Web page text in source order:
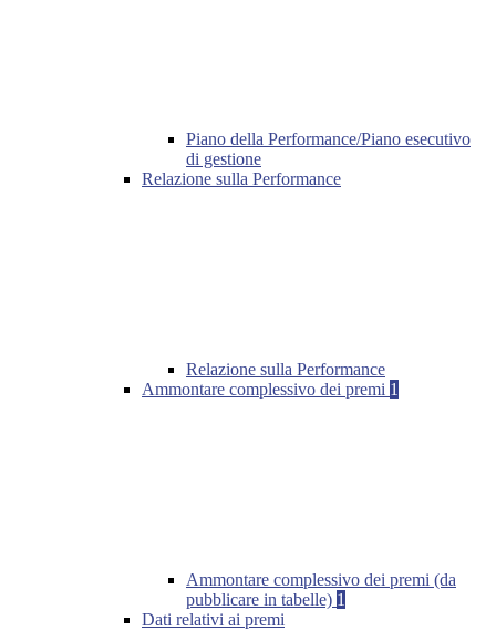
Piano della Performance/Piano esecutivo
di gestione
Relazione sulla Performance
Relazione sulla Performance
Ammontare complessivo dei premi 1
Ammontare complessivo dei premi (da
pubblicare in tabelle) 1
Dati relativi ai premi